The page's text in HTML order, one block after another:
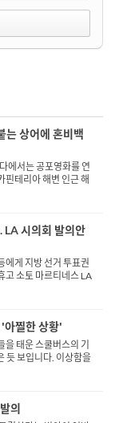
는 상어에 혼비백
에서는 공포영화를 연
핀테리아 해변 인근 해
시가 하이드로포일을
바다 위를 가로지르...
... LA 시의회 발의안
에게 지방 선거 투표권
고 소토 마르티네스 LA
교육 위원 등을 선출하
안을 제출했습니...
상황'
태운 스쿨버스의 기
듯 보입니다. 이상함을
운전사 케일러에게
는 듯 보이고 학...